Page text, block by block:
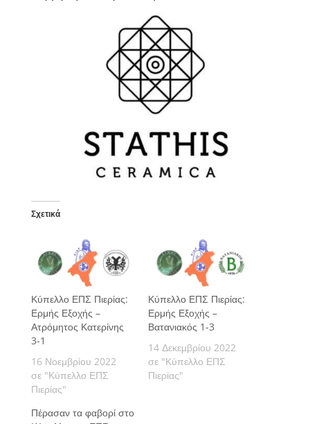
Σχετικά
Κύπελλο ΕΠΣ Πιερίας:
Ερμής Εξοχής –
Ατρόμητος Κατερίνης
3-1
16 Νοεμβρίου 2022
σε "Κύπελλο ΕΠΣ
Πιερίας"
Κύπελλο ΕΠΣ Πιερίας:
Ερμής Εξοχής –
Βατανιακός 1-3
14 Δεκεμβρίου 2022
σε "Κύπελλο ΕΠΣ
Πιερίας"
Πέρασαν τα φαβορί στο